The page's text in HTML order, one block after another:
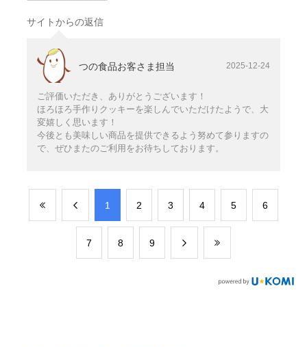
サイトからの返信
つの食品お客さま担当 2025-12-24
ご評価いただき、ありがとうございます！
ほろほろ手作りクッキーを楽しんでいただけたようで、大
変嬉しく思います！
今後とも美味しい商品を提供できるよう努めて参りますの
で、ぜひまたのご利用をお待ちしております。
​1 ​2 ​3 ​4 ​5 ​6
​7 ​8 ​9